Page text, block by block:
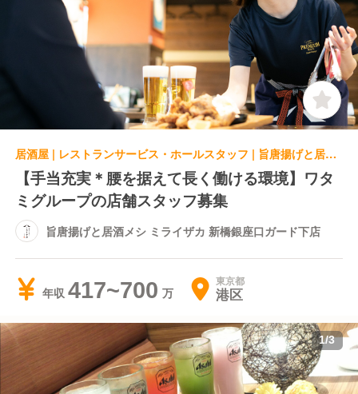
居酒屋 | レストランサービス・ホールスタッフ | 旨唐揚げと居酒メシ ミライザカ 新橋銀座口ガード下店
【手当充実＊腰を据えて長く働ける環境】ワタ
ミグループの店舗スタッフ募集
旨唐揚げと居酒メシ ミライザカ 新橋銀座口ガード下店
年収 417~700 東京都
港区
1/3